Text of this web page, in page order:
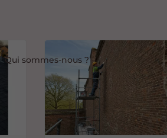
Qui sommes-nous ?